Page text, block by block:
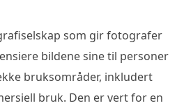
som gir fotografer
bildene sine til personer
bruksområder, inkludert
bruk. Den er vert for en